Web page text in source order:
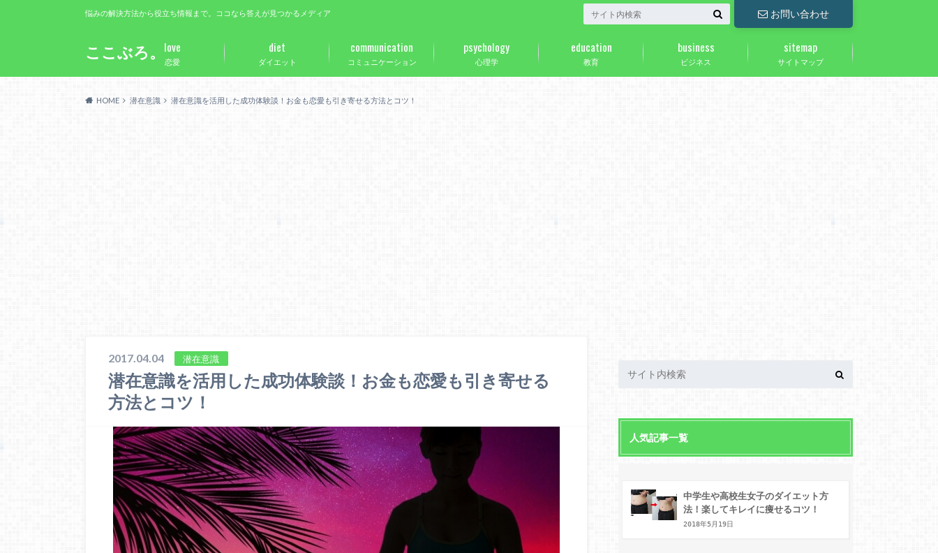
ここぶろ。
悩みの解決方法から役立ち情報まで。ココなら答えが見つかるメディア お問い合わせ
恋愛
love
ダイエット
diet
コミュニケーション
communication
心理学
psychology
教育
education
ビジネス
business
サイトマップ
sitemap
HOME 潜在意識 潜在意識を活用した成功体験談！お金も恋愛も引き寄せる方法とコツ！
2017.04.04 潜在意識
潜在意識を活用した成功体験談！お金も恋愛も引き寄せる
方法とコツ！
人気記事一覧
中学生や高校生女子のダイエット方
法！楽してキレイに痩せるコツ！
2018年5月19日